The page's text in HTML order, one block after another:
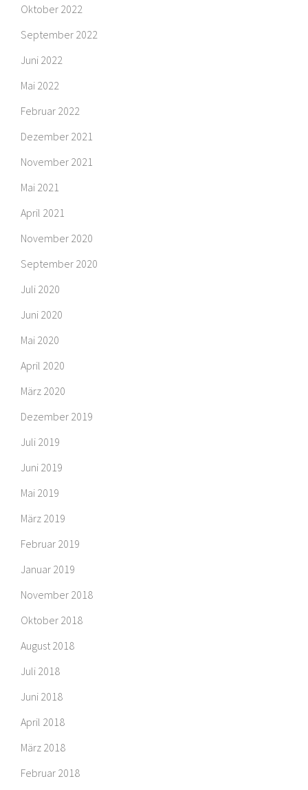
Oktober 2022
September 2022
Juni 2022
Mai 2022
Februar 2022
Dezember 2021
November 2021
Mai 2021
April 2021
November 2020
September 2020
Juli 2020
Juni 2020
Mai 2020
April 2020
März 2020
Dezember 2019
Juli 2019
Juni 2019
Mai 2019
März 2019
Februar 2019
Januar 2019
November 2018
Oktober 2018
August 2018
Juli 2018
Juni 2018
April 2018
März 2018
Februar 2018